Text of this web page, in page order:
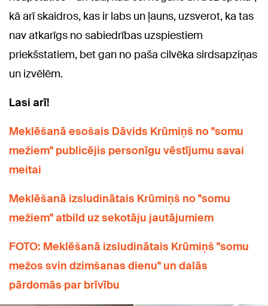
kā arī skaidros, kas ir labs un ļauns, uzsverot, ka tas
nav atkarīgs no sabiedrības uzspiestiem
priekšstatiem, bet gan no paša cilvēka sirdsapziņas
un izvēlēm.
Lasi arī!
Meklēšanā esošais Dāvids Krūmiņš no "somu
mežiem" publicējis personīgu vēstījumu savai
meitai
Meklēšanā izsludinātais Krūmiņš no "somu
mežiem" atbild uz sekotāju jautājumiem
FOTO: Meklēšanā izsludinātais Krūmiņš "somu
mežos svin dzimšanas dienu" un dalās
pārdomās par brīvību